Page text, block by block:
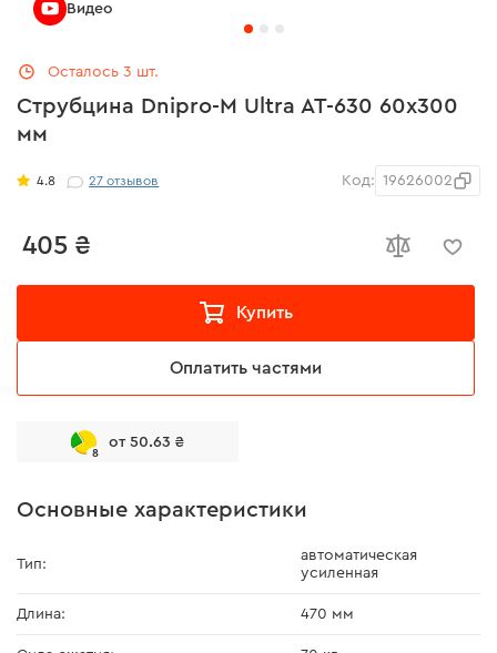
Струбцина Dnipro-M Ultra AT-630 60х300
мм
4.8 27отзывов Код: 19626002
405 ₴
Купить
Оплатить частями
8
от 50.63 ₴
Осталось 3 шт.
Основные характеристики
Тип:
автоматическая
усиленная
Длина: 470 мм
Видео